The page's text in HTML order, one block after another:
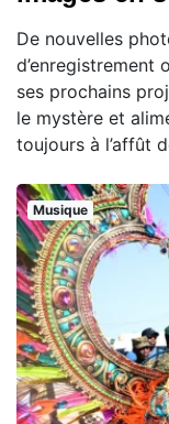
De nouvelles
d’enregistrement
ses prochains
le mystère et
toujours à l’affût
Musique